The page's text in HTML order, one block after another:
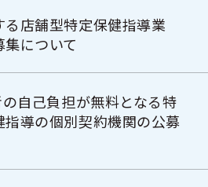
る店舗型特定保健指導業
について
自己負担が無料となる特
導の個別契約機関の公募